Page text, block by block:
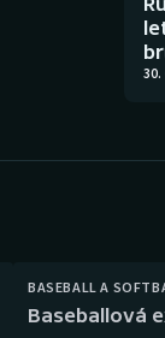
30.
BASEBALL A
Baseballová